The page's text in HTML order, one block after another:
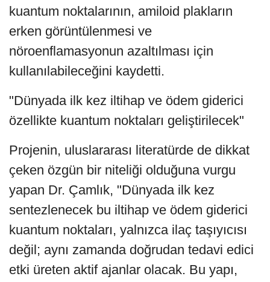
kuantum noktalarının, amiloid plakların
erken görüntülenmesi ve
nöroenflamasyonun azaltılması için
kullanılabileceğini kaydetti.
"Dünyada ilk kez iltihap ve ödem giderici
özellikte kuantum noktaları geliştirilecek"
Projenin, uluslararası literatürde de dikkat
çeken özgün bir niteliği olduğuna vurgu
yapan Dr. Çamlık, "Dünyada ilk kez
sentezlenecek bu iltihap ve ödem giderici
kuantum noktaları, yalnızca ilaç taşıyıcısı
değil; aynı zamanda doğrudan tedavi edici
etki üreten aktif ajanlar olacak. Bu yapı,